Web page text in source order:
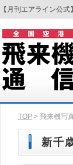
【月刊エアライン公
TOP > 飛来機写
新千